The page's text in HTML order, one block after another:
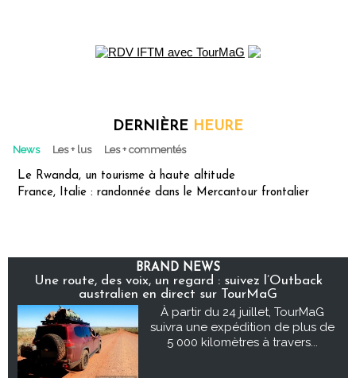
DERNIÈRE HEURE
News Les + lus Les + commentés
Le Rwanda, un tourisme à haute altitude
France, Italie : randonnée dans le Mercantour frontalier
BRAND NEWS
Une route, des voix, un regard : suivez l’Outback
australien en direct sur TourMaG
À partir du 24 juillet, TourMaG
suivra une expédition de plus de
5 000 kilomètres à travers...